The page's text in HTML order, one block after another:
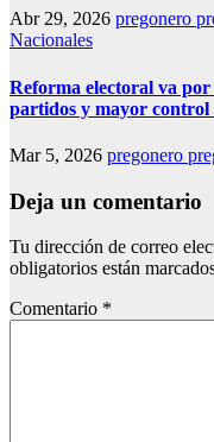
Abr 29, 2026 pregonero
Nacionales
Reforma electoral va por
partidos y mayor control
Mar 5, 2026 pregonero
Deja un comentario
Tu dirección de correo
obligatorios están
Comentario *